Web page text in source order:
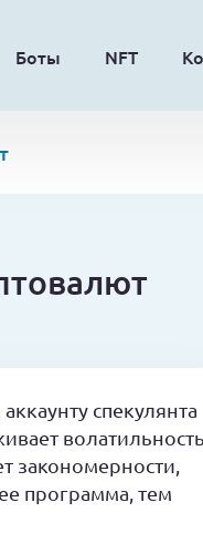
Боты NFT
спекулянта
волатильность
закономерности,
программа, тем